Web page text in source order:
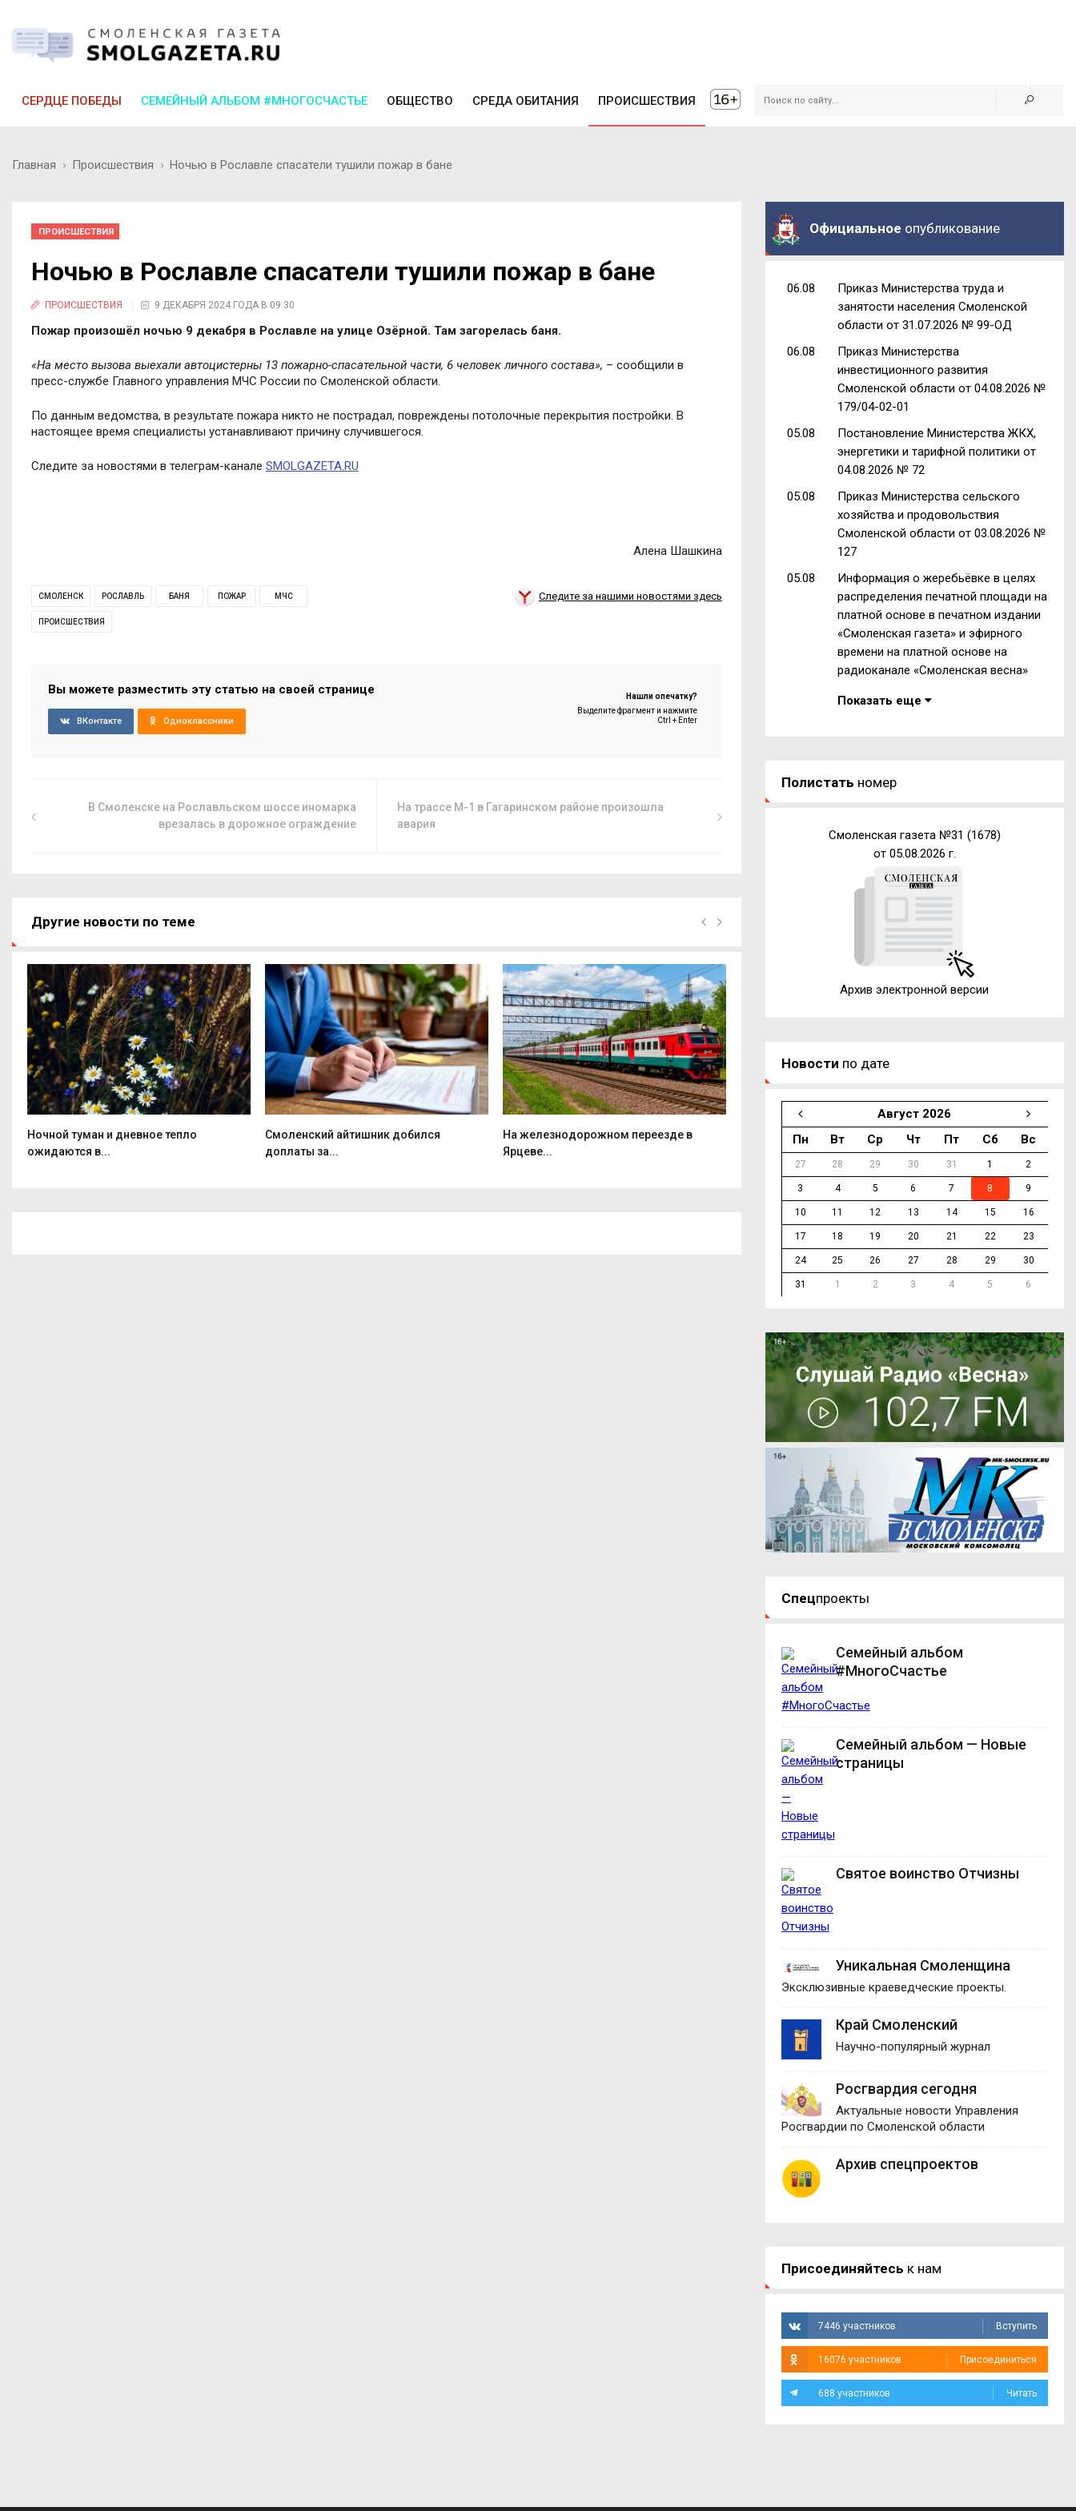
СЕРДЦЕ ПОБЕДЫ СЕМЕЙНЫЙ АЛЬБОМ #МНОГОСЧАСТЬЕ ОБЩЕСТВО СРЕДА ОБИТАНИЯ ПРОИСШЕСТВИЯ
Главная Происшествия Ночью в Рославле спасатели тушили пожар в бане
ПРОИСШЕСТВИЯ
Ночью в Рославле спасатели тушили пожар в бане
ПРОИСШЕСТВИЯ 9 ДЕКАБРЯ 2024 ГОДА В 09:30
Пожар произошёл ночью 9 декабря в Рославле на улице Озёрной. Там загорелась баня.
«На место вызова выехали автоцистерны 13 пожарно-спасательной части, 6 человек личного состава», – сообщили в
пресс-службе Главного управления МЧС России по Смоленской области.
По данным ведомства, в результате пожара никто не пострадал, повреждены потолочные перекрытия постройки. В
настоящее время специалисты устанавливают причину случившегося.
Следите за новостями в телеграм-канале SMOLGAZETA.RU
Алена Шашкина
СМОЛЕНСК РОСЛАВЛЬ БАНЯ ПОЖАР МЧС
ПРОИСШЕСТВИЯ
Следите за нашими новостями здесь
Вы можете разместить эту статью на своей странице
ВКонтакте Одноклассники
Нашли опечатку?
Выделите фрагмент и нажмите
Ctrl + Enter
В Смоленске на Рославльском шоссе иномарка
врезалась в дорожное ограждение
На трассе М-1 в Гагаринском районе произошла
авария
Другие новости по теме
Ночной туман и дневное тепло
ожидаются в...
Смоленский айтишник добился
доплаты за...
На железнодорожном переезде в
Ярцеве...
В школы Тёмкинского округа
поступили...
На трассе М-1 в
дотла...
Официальное опубликование
06.08
Приказ Министерства труда и
занятости населения Смоленской
области от 31.07.2026 № 99-ОД
06.08
Приказ Министерства
инвестиционного развития
Смоленской области от 04.08.2026 №
179/04-02-01
05.08
Постановление Министерства ЖКХ,
энергетики и тарифной политики от
04.08.2026 № 72
05.08
Приказ Министерства сельского
хозяйства и продовольствия
Смоленской области от 03.08.2026 №
127
05.08
Информация о жеребьёвке в целях
распределения печатной площади на
платной основе в печатном издании
«Смоленская газета» и эфирного
времени на платной основе на
радиоканале «Смоленская весна»
Показать еще
Полистать номер
Смоленская газета №31 (1678)
от 05.08.2026 г.
Архив электронной версии
Новости по дате
Август 2026
Пн
Вт Ср Чт Пт Сб Вс
27 28 29 30 31 1 2
3 4 5 6 7 8 9
10 11 12 13 14 15 16
17 18 19 20 21 22 23
24 25 26 27 28 29 30
31 1 2 3 4 5 6
Спецпроекты
Семейный альбом
#МногоСчастье
Семейный альбом — Новые
страницы
Святое воинство Отчизны
Уникальная Смоленщина
Эксклюзивные краеведческие проекты.
Край Смоленский
Научно-популярный журнал
Росгвардия сегодня
Актуальные новости Управления
Росгвардии по Смоленской области
Архив спецпроектов
Присоединяйтесь к нам
7446 участников Вступить
16076 участников Присоединиться
688 участников Читать